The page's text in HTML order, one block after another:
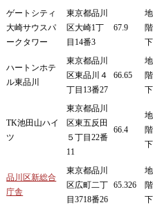
ゲートシティ
大崎サウスパ
ークタワー
東京都品川
区大崎1丁
目14番3
67.9
ハートンホテ
ル東品川
東京都品川
区東品川４
丁目13番27
66.65
TK池田山ハイ
ツ
東京都品川
区東五反田
５丁目22番
11
66.4
品川区新総合
庁舎
東京都品川
区広町二丁
目3718番26
65.326